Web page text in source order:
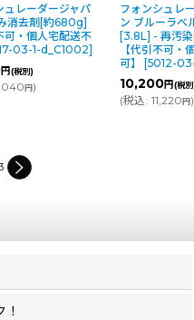
ュレーダージャパ
消去剤[約680g]
可・個人宅配送不
03-1-d_C1002]
円(税別)
円)
フォンシュレ
ン ブルーラ
[3.8L] - 再汚
【代引不可・
可】
[5012-
10,200円(税
(税込: 11,220円)